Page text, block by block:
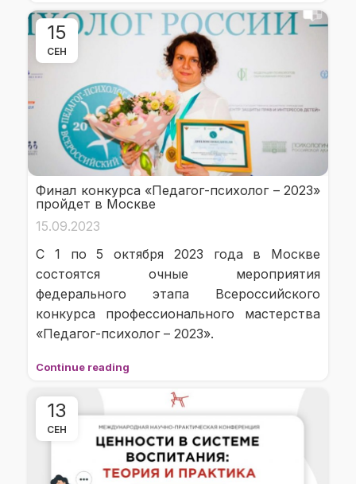
15
СЕН
Финал конкурса «Педагог-психолог – 2023»
пройдет в Москве
15.09.2023
С 1 по 5 октября 2023 года в Москве
состоятся очные мероприятия
федерального этапа Всероссийского
конкурса профессионального мастерства
«Педагог-психолог – 2023».
Continue reading
13
СЕН